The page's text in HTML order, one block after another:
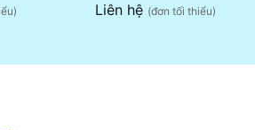
Liên hệ (đơn tối thiểu)